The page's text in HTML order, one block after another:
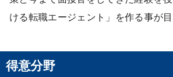
ける転職エージェント」を作る事が目
得意分野